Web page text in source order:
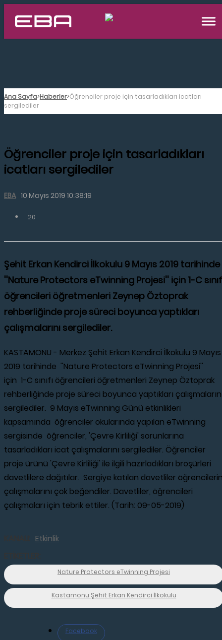
Ana Sayfa Haberler Öğrenciler proje için tasarladıkları icatları
sergilediler
Öğrenciler proje için tasarladıkları
icatları sergilediler
EBA 10 Mayıs 2019 10:38:19
20
Şehit Erkan Kendirci İlkokulu 9 Mayıs 2019 tarihinde
''Nature Protectors eTwinning Projesi'' için 1-C
öğrencileri öğretmenleri Zeynep Öztoprak
rehberliğinde proje süreci boyunca yaptıkları
çalışmalarını sergilediler.
KASTAMONU - Merkez Şehit Erkan Kendirci İlkokulu 9 Mayıs
2019 tarihinde ''Nature Protectors eTwinning Projesi''
için 1-C sınıfı öğrencileri öğretmenleri Zeynep Öztoprak
rehberliğinde proje süreci boyunca yaptıkları
sergilediler. 9 Mayıs eTwinning Günü etkinlikleri
kapsamında öğrenciler okularında yapılan eTwinning
sergisinde öğrenciler, 'Çevre Kirliliği' sorunlarına
tasarladıkları icat çalışmalarını sergilediler. Öğrenciler
proje ürünü 'Çevre Kirliliği' ile ilgili hazırladıkları broşürleri
davetlilere dağıtılar. Sergiye katılan davetliler
çalışmalarını çok beğendiler. Davetliler, öğrencileri
çalışmaları için tebrik ettiler. (Tarih: 09-05-2019)
Etkinlik
Nature Protectors eTwinning Projesi
Kastamonu Şehit Erkan Kendirci İlkokulu
Facebook